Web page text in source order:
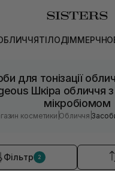
ТІЛОДІММЕРЧ
для тонізації
Шкіра обличчя
мікробіомом
косметики |Обличчя |
Фільтр 2